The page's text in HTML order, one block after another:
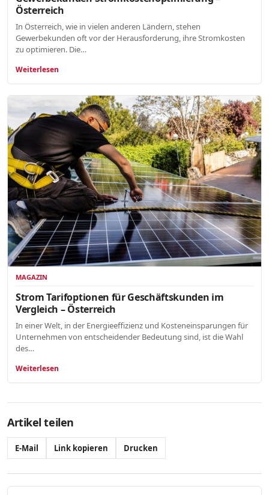
Österreich
In Österreich, wie in vielen anderen Ländern, stehen
Gewerbekunden oft vor der Herausforderung, ihre Stromkosten
zu optimieren. Die…
Weiterlesen
MAGAZIN
Strom Tarifoptionen für Geschäftskunden im
Vergleich – Österreich
In einer Welt, in der Energieeffizienz und Kosteneinsparungen für
Unternehmen von entscheidender Bedeutung sind, ist die Wahl
des…
Weiterlesen
Artikel teilen
E-Mail Link kopieren Drucken